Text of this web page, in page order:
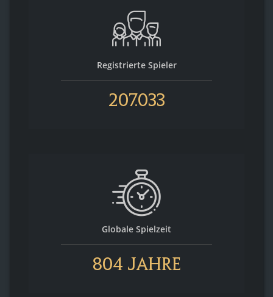
Registrierte Spieler
207.033
Globale Spielzeit
804 Jahre